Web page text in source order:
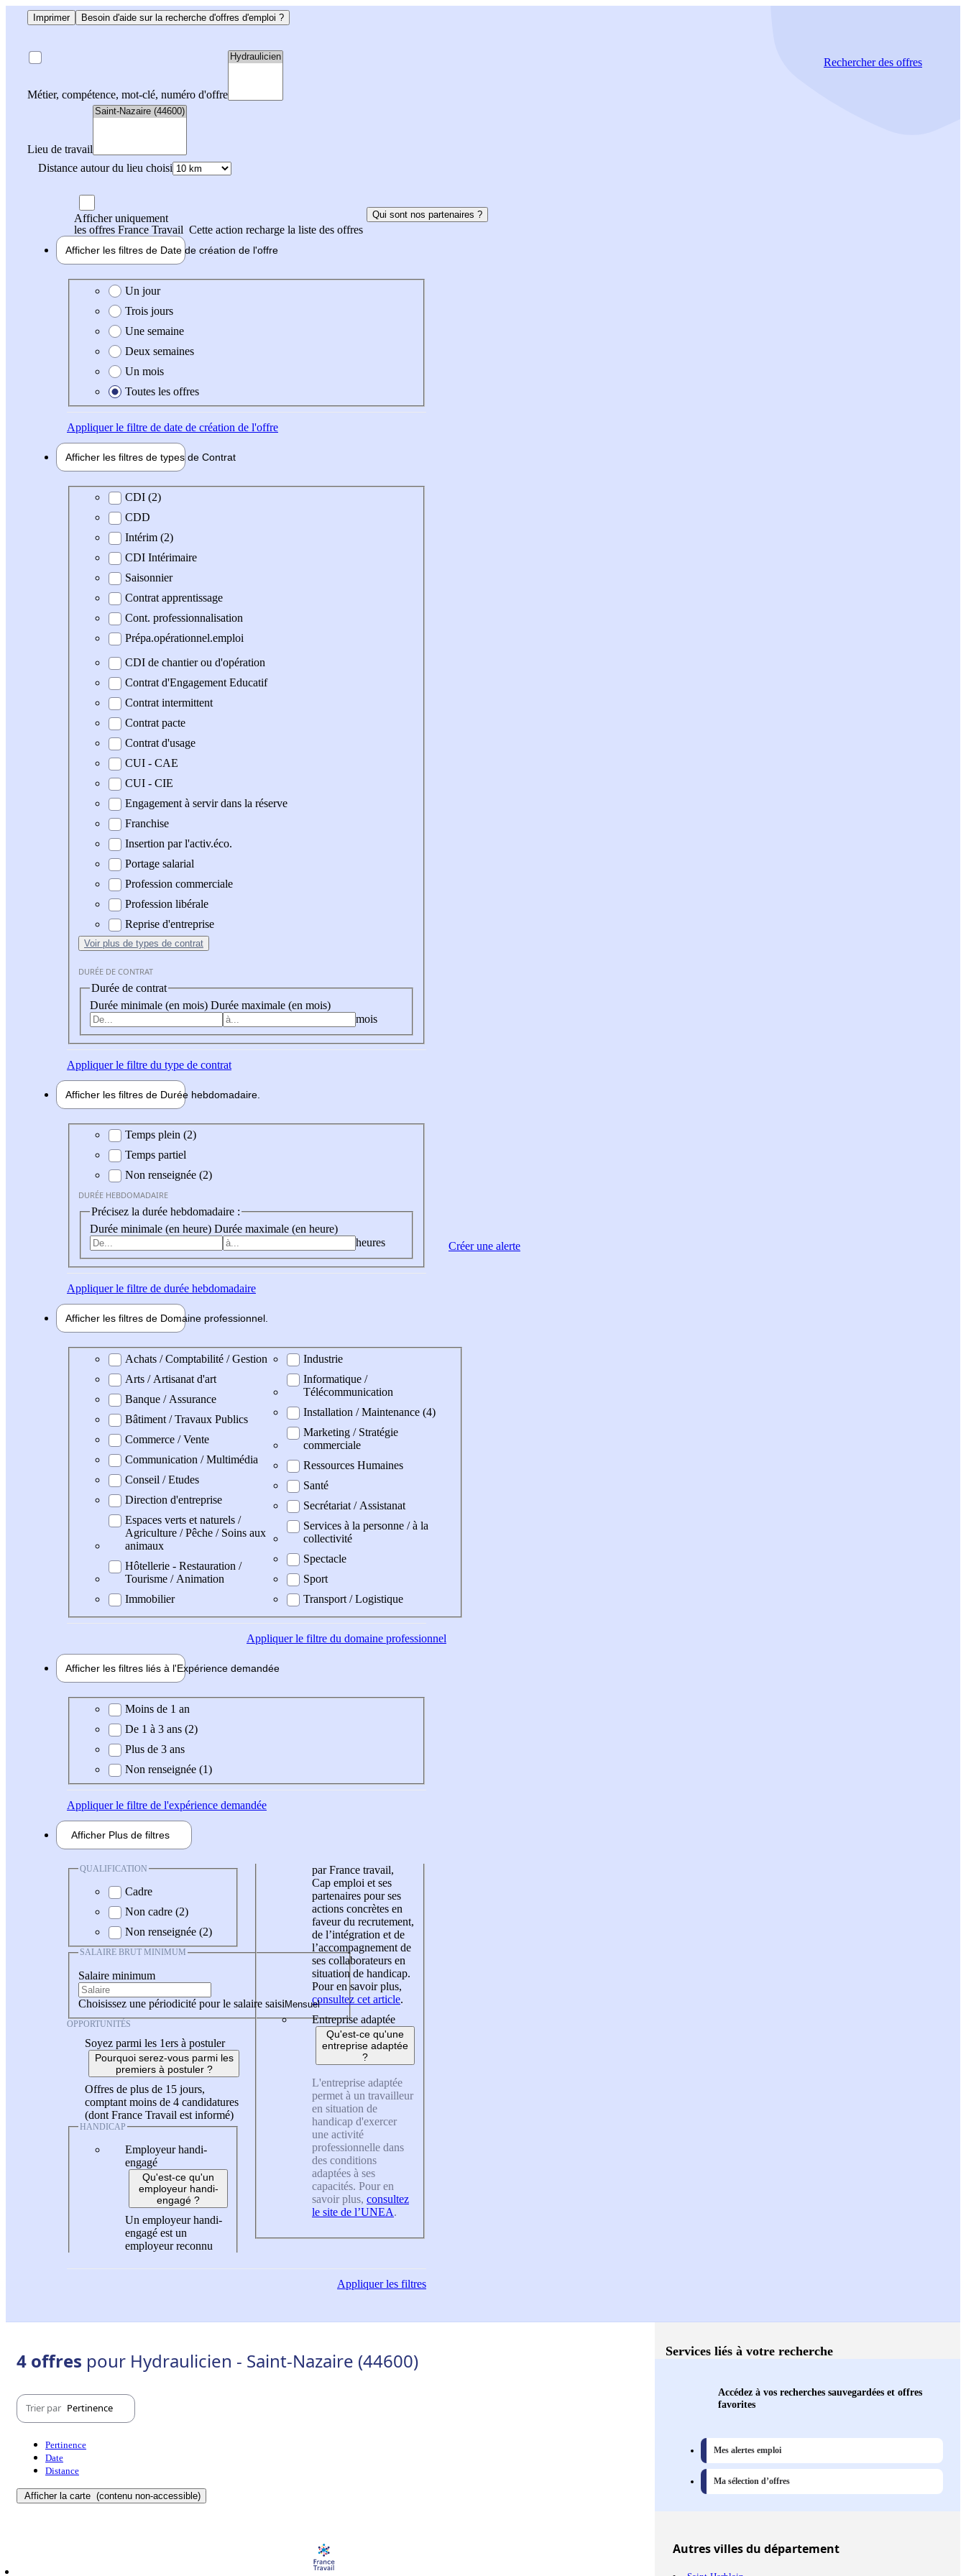
Imprimer Besoin d'aide sur la recherche d'offres d'emploi ?
Métier, compétence, mot-clé, numéro d'offre
Lieu de travail
Distance autour du lieu choisi
Rechercherdes offres
Afficher uniquement
les offres France Travail Cette action recharge la liste des offres
Qui sont nos partenaires ?
Afficher les filtres de Date de création de l'offre
Date de création de l'offre
Un jour
Trois jours
Une semaine
Deux semaines
Un mois
Toutes les offres
Appliquerle filtre de date de création de l'offre
Afficher les filtres de types de Contrat
Type de contrat
CDI (2)
CDD
Intérim (2)
CDI Intérimaire
Saisonnier
Contrat apprentissage
Cont. professionnalisation
Prépa.opérationnel.emploi
CDI de chantier ou d'opération
Contrat d'Engagement Educatif
Contrat intermittent
Contrat pacte
Contrat d'usage
CUI - CAE
CUI - CIE
Engagement à servir dans la réserve
Franchise
Insertion par l'activ.éco.
Portage salarial
Profession commerciale
Profession libérale
Reprise d'entreprise
Voir plus de types de contrat
DURÉE DE CONTRAT
Durée de contrat
Durée minimale (en mois) Durée maximale (en mois)
mois
Appliquerle filtre du type de contrat
Afficher les filtres de Durée hebdomadaire
Durée hebdomadaire
Temps plein (2)
Temps partiel
Non renseignée (2)
DURÉE HEBDOMADAIRE
Précisez la durée hebdomadaire :
Durée minimale (en heure) Durée maximale (en heure)
heures
Appliquerle filtre de durée hebdomadaire
Afficher les filtres de Domaine professionnel
Domaine professionel
Achats / Comptabilité / Gestion
Arts / Artisanat d'art
Banque / Assurance
Bâtiment / Travaux Publics
Commerce / Vente
Communication / Multimédia
Conseil / Etudes
Direction d'entreprise
Espaces verts et naturels /
Agriculture / Pêche / Soins aux
animaux
Hôtellerie - Restauration /
Tourisme / Animation
Immobilier
Industrie
Informatique /
Télécommunication
Installation / Maintenance (4)
Marketing / Stratégie
commerciale
Ressources Humaines
Santé
Secrétariat / Assistanat
Services à la personne / à la
collectivité
Spectacle
Sport
Transport / Logistique
Appliquerle filtre du domaine professionnel
Afficher les filtres liés à l'Expérience demandée
Expérience demandée
Moins de 1 an
De 1 à 3 ans (2)
Plus de 3 ans
Non renseignée (1)
Appliquerle filtre de l'expérience demandée
Afficher Plus de filtres
QUALIFICATION
Cadre
Non cadre (2)
Non renseignée (2)
SALAIRE BRUT MINIMUM
Salaire minimum
Choisissez une périodicité pour le salaire saisi
OPPORTUNITÉS
Soyez parmi les 1ers à postuler
Pourquoi serez-vous parmi les
premiers à postuler ?
Offres de plus de 15 jours,
comptant moins de 4 candidatures
(dont France Travail est informé)
HANDICAP
Employeur handi-
engagé
Qu'est-ce qu'un
employeur handi-
engagé ?
Un employeur handi-
engagé est un
employeur reconnu
par France travail,
Cap emploi et ses
partenaires pour ses
actions concrètes en
faveur du recrutement,
de l’intégration et de
l’accompagnement de
ses collaborateurs en
situation de handicap.
Pour en savoir plus,
consultez cet article.
Entreprise adaptée
Qu'est-ce qu'une
entreprise adaptée
?
L'entreprise adaptée
permet à un travailleur
en situation de
handicap d'exercer
une activité
professionnelle dans
des conditions
adaptées à ses
capacités. Pour en
savoir plus, consultez
le site de l’UNEA.
Appliquerles filtres
Créer une alerte
4 offres pour Hydraulicien - Saint-Nazaire (44600)
Trier par Pertinence
Pertinence
Date
Distance
Afficher la carte (contenu non-accessible)
Services liés à votre recherche
Accédez à vos recherches sauvegardées et offres
favorites
Mes alertes emploi
Ma sélection d’offres
Autresvillesdu département